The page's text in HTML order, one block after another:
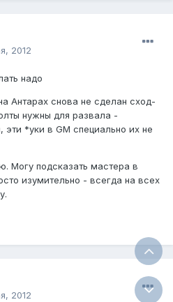
2012
надо
Антарах снова не сделан сход-
нужны для развала -
эти *уки в GM специально их не
Могу подсказать мастера в
изумительно - всегда на всех
2012